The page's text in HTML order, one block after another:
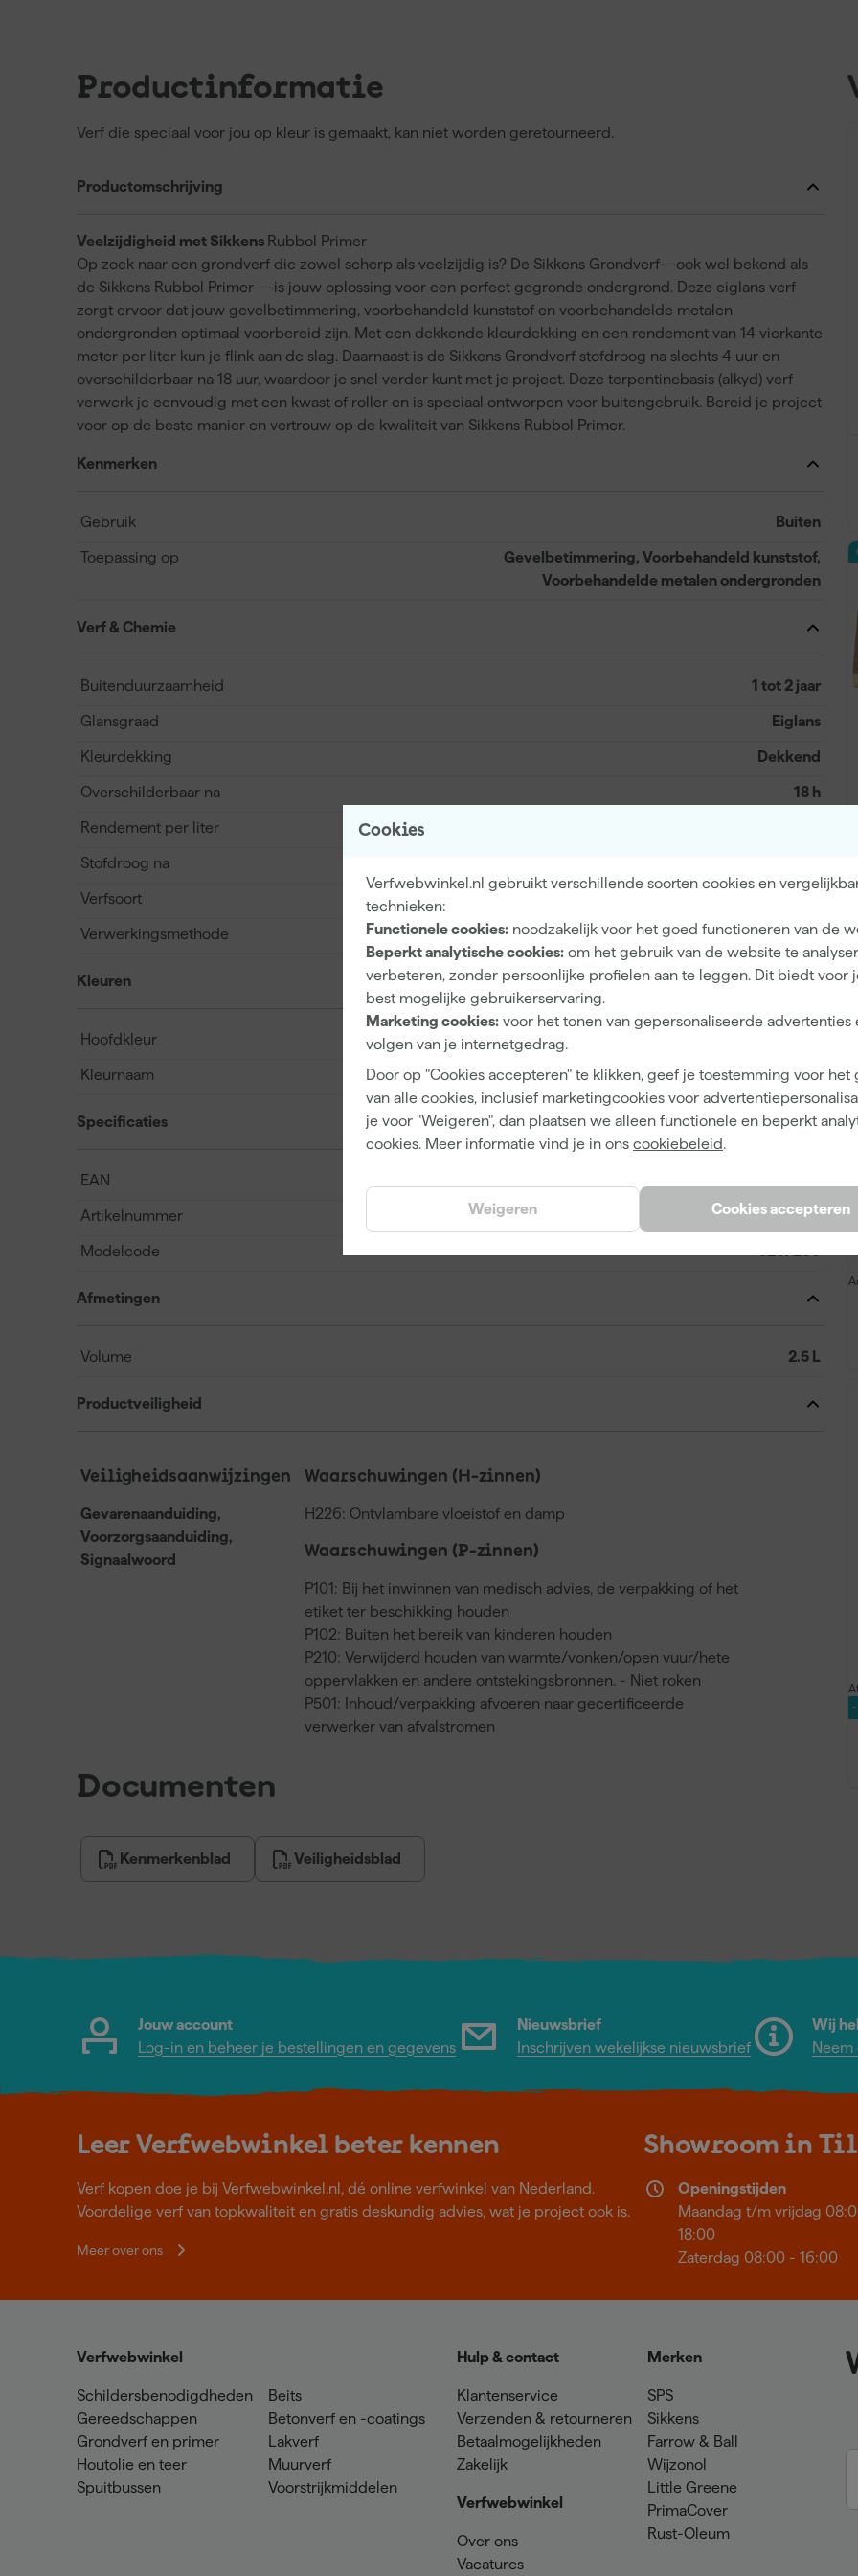
Cookies
Verfwebwinkel.nl gebruikt verschillende soorten cookies en
technieken:
Functionele cookies: noodzakelijk voor het goed functioneren van de
Beperkt analytische cookies: om het gebruik van de website te
verbeteren, zonder persoonlijke profielen aan te leggen. Dit biedt voor
best mogelijke gebruikerservaring.
Marketing cookies: voor het tonen van gepersonaliseerde advertenties
volgen van je internetgedrag.
Door op "Cookies accepteren" te klikken, geef je toestemming voor het
van alle cookies, inclusief marketingcookies voor
je voor "Weigeren", dan plaatsen we alleen functionele en beperkt
cookies. Meer informatie vind je in ons cookiebeleid.
Cookies accepteren
Weigeren
Productinformatie
Verf die speciaal voor jou op kleur is gemaakt, kan niet worden geretourneerd.
Productomschrijving
Veelzijdigheid met Sikkens Rubbol Primer
Op zoek naar een grondverf die zowel scherp als veelzijdig is? De Sikkens Grondverf—ook wel bekend als
de Sikkens Rubbol Primer —is jouw oplossing voor een perfect gegronde ondergrond. Deze eiglans verf
zorgt ervoor dat jouw gevelbetimmering, voorbehandeld kunststof en voorbehandelde metalen
ondergronden optimaal voorbereid zijn. Met een dekkende kleurdekking en een rendement van 14 vierkante
meter per liter kun je flink aan de slag. Daarnaast is de Sikkens Grondverf stofdroog na slechts 4 uur en
overschilderbaar na 18 uur, waardoor je snel verder kunt met je project. Deze terpentinebasis (alkyd) verf
verwerk je eenvoudig met een kwast of roller en is speciaal ontworpen voor buitengebruik. Bereid je project
voor op de beste manier en vertrouw op de kwaliteit van Sikkens Rubbol Primer.
Kenmerken
Gebruik Buiten
Toepassing op
Gevelbetimmering, Voorbehandeld kunststof,
Voorbehandelde metalen ondergronden
Verf & Chemie
Buitenduurzaamheid 1 tot 2 jaar
Glansgraad Eiglans
Kleurdekking Dekkend
Overschilderbaar na 18 h
Rendement per liter
Stofdroog na
Verfsoort
Verwerkingsmethode Kwast, Roller
Kleuren
Hoofdkleur
Kleurnaam Op kleur gemengd
Specificaties
EAN
Artikelnummer 361813
Modelcode
Afmetingen
Volume 2.5 L
Productveiligheid
Veiligheidsaanwijzingen
Gevarenaanduiding,
Voorzorgsaanduiding,
Signaalwoord
Waarschuwingen (H-zinnen)
H226: Ontvlambare vloeistof en damp
Waarschuwingen (P-zinnen)
P101: Bij het inwinnen van medisch advies, de verpakking of het
etiket ter beschikking houden
P102: Buiten het bereik van kinderen houden
P210: Verwijderd houden van warmte/vonken/open vuur/hete
oppervlakken en andere ontstekingsbronnen. - Niet roken
P501: Inhoud/verpakking afvoeren naar gecertificeerde
verwerker van afvalstromen
Documenten
Kenmerkenblad Veiligheidsblad
Jouw account
Log-in en beheer je bestellingen en gegevens
Nieuwsbrief
Inschrijven wekelijkse nieuwsbrief
Wij
Leer Verfwebwinkel beter kennen
Verf kopen doe je bij Verfwebwinkel.nl, dé online verfwinkel van Nederland.
Voordelige verf van topkwaliteit en gratis deskundig advies, wat je project ook is.
Meer over ons
Showroom in
Openingstijden
Maandag t/m vrijdag
18:00
Zaterdag 08:00 - 16:00
Verfwebwinkel
Schildersbenodigdheden
Gereedschappen
Grondverf en primer
Houtolie en teer
Spuitbussen
Beits
Betonverf en -coatings
Lakverf
Muurverf
Voorstrijkmiddelen
Hulp & contact
Klantenservice
Verzenden & retourneren
Betaalmogelijkheden
Zakelijk
Verfwebwinkel
Over ons
Vacatures
Merken
SPS
Sikkens
Farrow & Ball
Wijzonol
Little Greene
PrimaCover
Rust-Oleum